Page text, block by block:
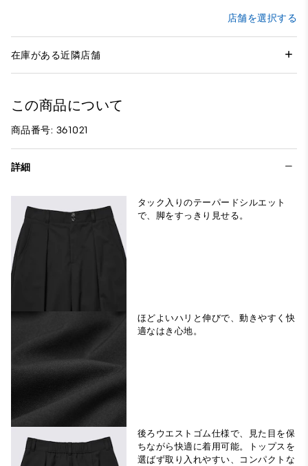
店舗を選択する
在庫がある近隣店舗
この商品について
商品番号: 361021
詳細
タック入りのテーパードシルエット
で、脚をすっきり見せる。
ほどよいハリと伸びで、動きやすく快
適なはき心地。
後ろウエストゴム仕様で、見た目を保
ちながら快適に着用可能。トップスを
選ばず取り入れやすい、コンパクトな